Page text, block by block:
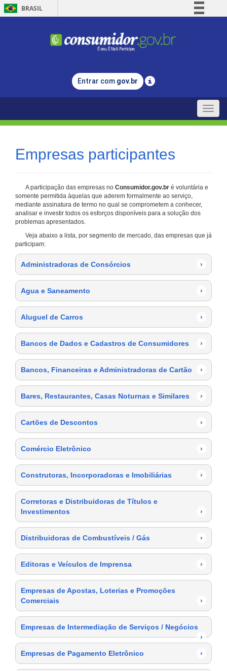
BRASIL
Comunica BR
Legislação
Entrar com gov.br
Toggle
Empresas participantes
A participação das empresas no Consumidor.gov.br é voluntária e
somente permitida àquelas que aderem formalmente ao serviço,
mediante assinatura de termo no qual se comprometem a conhecer,
analisar e investir todos os esforços disponíveis para a solução dos
problemas apresentados.
Veja abaixo a lista, por segmento de mercado, das empresas que já
participam:
Administradoras de Consórcios ›
Agua e Saneamento ›
Aluguel de Carros ›
Bancos de Dados e Cadastros de Consumidores ›
Bancos, Financeiras e Administradoras de Cartão ›
Bares, Restaurantes, Casas Noturnas e Similares ›
Cartões de Descontos ›
Comércio Eletrônico ›
Construtoras, Incorporadoras e Imobiliárias ›
Corretoras e Distribuidoras de Títulos e
Investimentos
›
Distribuidoras de Combustíveis / Gás ›
Editoras e Veículos de Imprensa ›
Empresas de Apostas, Loterias e Promoções
Comerciais
›
Empresas de Intermediação de Serviços / Negócios
›
Empresas de Pagamento Eletrônico
›